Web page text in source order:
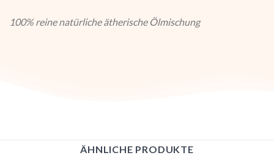
100% reine natürliche ätherische Ölmischung
ÄHNLICHE PRODUKTE